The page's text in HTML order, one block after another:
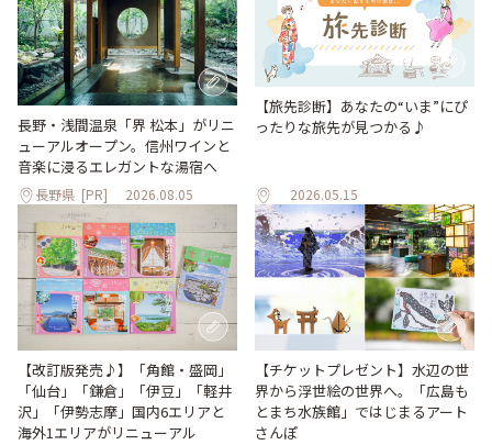
長野・浅間温泉「界 松本」がリニ
ューアルオープン。信州ワインと
音楽に浸るエレガントな湯宿へ
長野県 [PR] 2026.08.05
【旅先診断】あなたの“いま”にぴ
ったりな旅先が見つかる♪
2026.05.15
【改訂版発売♪】「角館・盛岡」
「仙台」「鎌倉」「伊豆」「軽井
沢」「伊勢志摩」国内6エリアと
海外1エリアがリニューアル
【チケットプレゼント】水辺の世
界から浮世絵の世界へ。「広島も
とまち水族館」ではじまるアート
さんぽ